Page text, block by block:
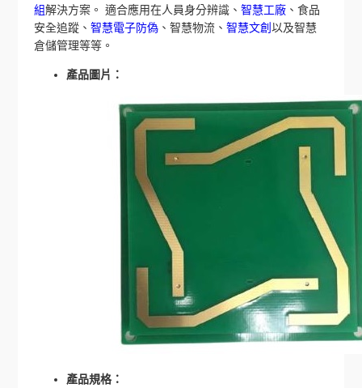
組解決方案。 適合應用在人員身分辨識、智慧工廠 、食品
安全追蹤、智慧電子防偽 、智慧物流、智慧文創以及智慧
倉儲管理等等。
產品圖片：
產品規格：